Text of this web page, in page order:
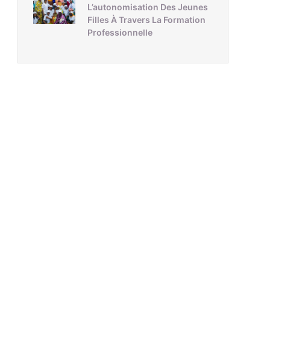
L’autonomisation Des Jeunes
Filles À Travers La Formation
Professionnelle